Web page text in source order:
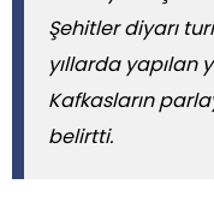
Şehitler diyarı
yıllarda yapılan
Kafkasların
belirtti.